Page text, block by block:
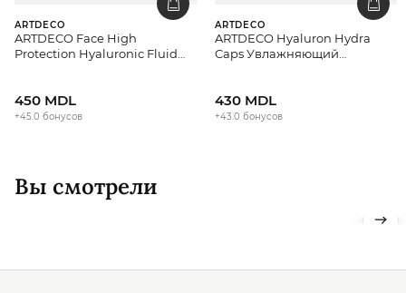
ARTDECO
ARTDECO Face High
Protection Hyaluronic Fluid
лица
450 MDL
+45.0 бонусов
ARTDECO
ARTDECO Hyaluron Hydra
Caps Увлажняющий
430 MDL
+43.0 бонусов
Вы смотрели